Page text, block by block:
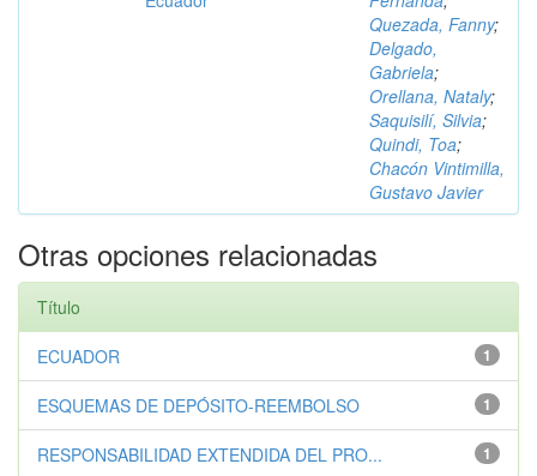
Quezada, Fanny;
Delgado,
Gabriela;
Orellana, Nataly;
Saquisilí, Silvia;
Quindi, Toa;
Chacón Vintimilla,
Gustavo Javier
Otras opciones relacionadas
Título
1
ECUADOR
1
ESQUEMAS DE DEPÓSITO-REEMBOLSO
1
RESPONSABILIDAD EXTENDIDA DEL PRO...